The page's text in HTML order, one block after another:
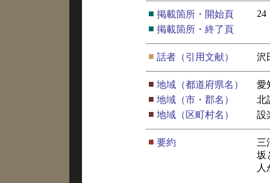
■ 掲載箇所・開始頁
24
■ 掲載箇所・終了頁
■ 話者（引用文献） 沢
■ 地域（都道府県名）
愛
■ 地域（市・郡名）
北
■ 地域（区町村名） 設
■ 要約
三
坂
人